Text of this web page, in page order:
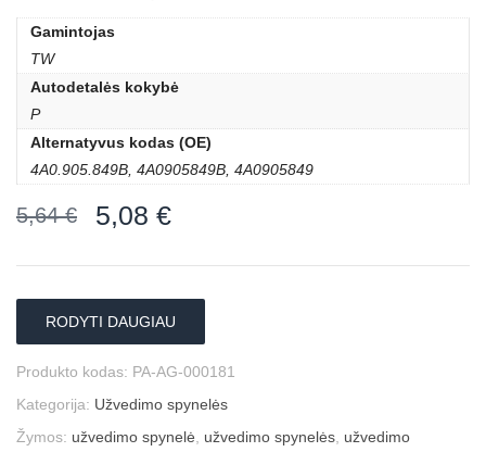
Gamintojas
TW
Autodetalės kokybė
P
Alternatyvus kodas (OE)
4A0.905.849B, 4A0905849B, 4A0905849
5,64€ 5,08 €
RODYTI DAUGIAU
Produkto kodas: PA-AG-000181
Kategorija: Užvedimo spynelės
Žymos: užvedimo spynelė užvedimo spynelės užvedimo